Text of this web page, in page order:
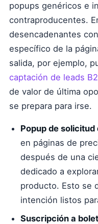
popups genéricos e
contraproducentes.
desencadenantes
específico de la
salida, por ejemplo,
captación de leads
de valor de última
se prepara para irse.
Popup de
en páginas de
después de una
dedicado a
producto. Esto se
intención listos
Suscripción a